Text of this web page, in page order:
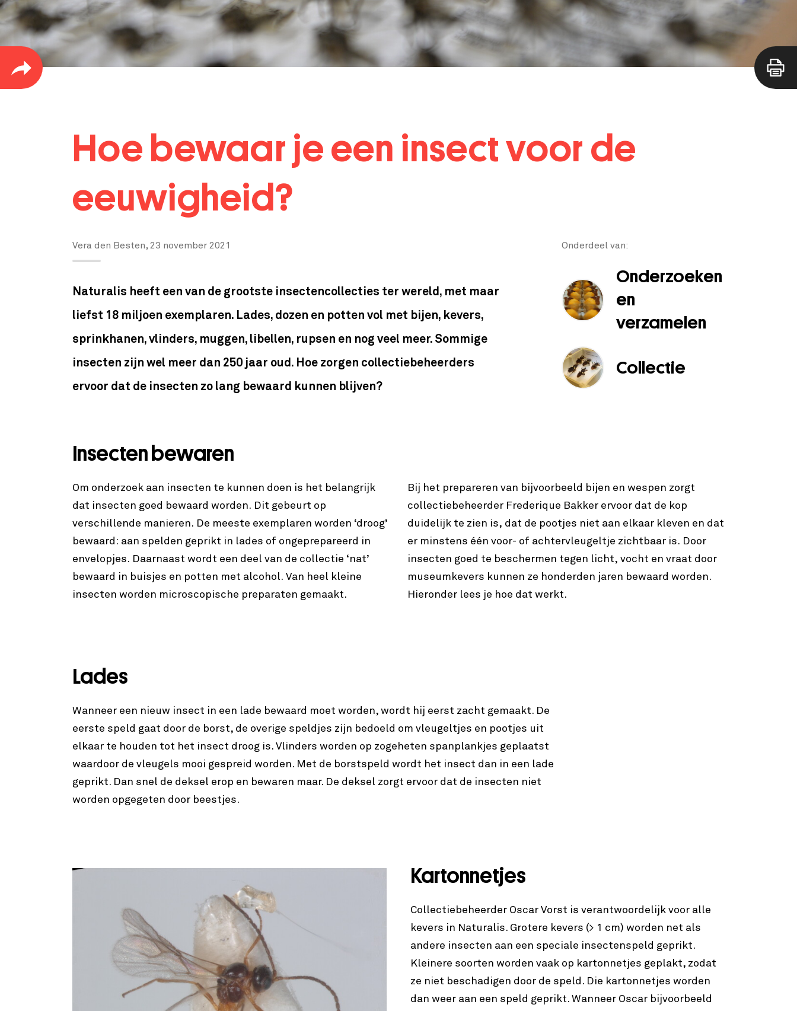
Hoe bewaar je een insect voor de
eeuwigheid?
Vera den Besten, 23 november 2021
Naturalis heeft een van de grootste insectencollecties ter wereld, met maar
liefst 18 miljoen exemplaren. Lades, dozen en potten vol met bijen, kevers,
sprinkhanen, vlinders, muggen, libellen, rupsen en nog veel meer. Sommige
insecten zijn wel meer dan 250 jaar oud. Hoe zorgen collectiebeheerders
ervoor dat de insecten zo lang bewaard kunnen blijven?
Onderdeel van:
Onderzoeken
en
verzamelen
Collectie
Insecten bewaren
Om onderzoek aan insecten te kunnen doen is het belangrijk
dat insecten goed bewaard worden. Dit gebeurt op
verschillende manieren. De meeste exemplaren worden ‘droog’
bewaard: aan spelden geprikt in lades of ongeprepareerd in
envelopjes. Daarnaast wordt een deel van de collectie ‘nat’
bewaard in buisjes en potten met alcohol. Van heel kleine
insecten worden microscopische preparaten gemaakt.
Bij het prepareren van bijvoorbeeld bijen en wespen zorgt
collectiebeheerder Frederique Bakker ervoor dat de kop
duidelijk te zien is, dat de pootjes niet aan elkaar kleven en dat
er minstens één voor- of achtervleugeltje zichtbaar is. Door
insecten goed te beschermen tegen licht, vocht en vraat door
museumkevers kunnen ze honderden jaren bewaard worden.
Hieronder lees je hoe dat werkt.
Lades
Wanneer een nieuw insect in een lade bewaard moet worden, wordt hij eerst zacht gemaakt. De
eerste speld gaat door de borst, de overige speldjes zijn bedoeld om vleugeltjes en pootjes uit
elkaar te houden tot het insect droog is. Vlinders worden op zogeheten spanplankjes geplaatst
waardoor de vleugels mooi gespreid worden. Met de borstspeld wordt het insect dan in een lade
geprikt. Dan snel de deksel erop en bewaren maar. De deksel zorgt ervoor dat de insecten niet
worden opgegeten door beestjes.
Kartonnetjes
Collectiebeheerder Oscar Vorst is verantwoordelijk voor alle
kevers in Naturalis. Grotere kevers (> 1 cm) worden net als
andere insecten aan een speciale insectenspeld geprikt.
Kleinere soorten worden vaak op kartonnetjes geplakt, zodat
ze niet beschadigen door de speld. Die kartonnetjes worden
dan weer aan een speld geprikt. Wanneer Oscar bijvoorbeeld